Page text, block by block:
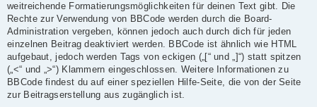
weitreichende Formatierungsmöglichkeiten für deinen Text gibt. Die
Rechte zur Verwendung von BBCode werden durch die Board-
Administration vergeben, können jedoch auch durch dich für jeden
einzelnen Beitrag deaktiviert werden. BBCode ist ähnlich wie HTML
aufgebaut, jedoch werden Tags von eckigen („[“ und „]“) statt spitzen
(„<“ und „>“) Klammern eingeschlossen. Weitere Informationen zu
BBCode findest du auf einer speziellen Hilfe-Seite, die von der Seite
zur Beitragserstellung aus zugänglich ist.